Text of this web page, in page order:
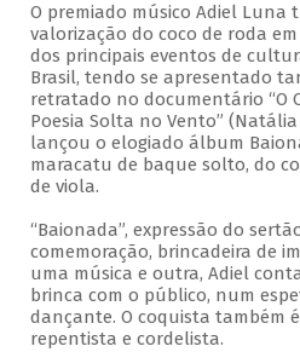
O premiado músico Adiel Luna
valorização do coco de roda
dos principais eventos de
Brasil, tendo se apresentado
retratado no documentário “O
Poesia Solta no Vento” (Natália
lançou o elogiado álbum
maracatu de baque solto, do
de viola.
“Baionada”, expressão do
comemoração, brincadeira de
uma música e outra, Adiel
brinca com o público, num
dançante. O coquista também
repentista e cordelista.